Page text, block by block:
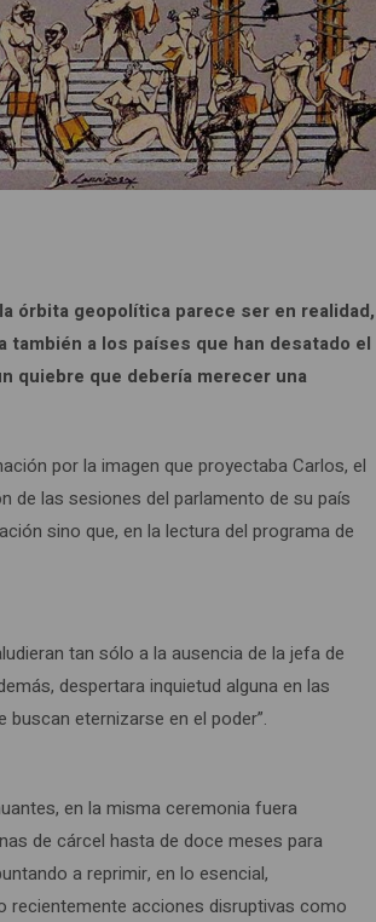
órbita geopolítica parece ser en realidad,
también a los países que han desatado el
quiebre que debería merecer una
por la imagen que proyectaba Carlos, el
de las sesiones del parlamento de su país
sino que, en la lectura del programa de
tan sólo a la ausencia de la jefa de
despertara inquietud alguna en las
eternizarse en el poder”.
en la misma ceremonia fuera
de cárcel hasta de doce meses para
a reprimir, en lo esencial,
recientemente acciones disruptivas como